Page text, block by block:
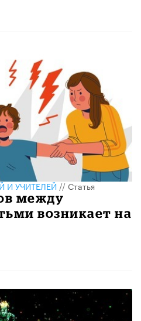
И УЧИТЕЛЕЙ//Статья
между
возникает на